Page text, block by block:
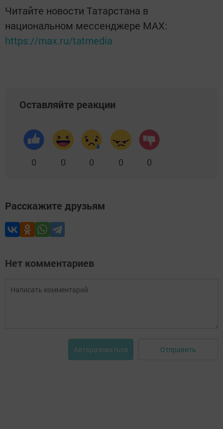
Читайте новости Татарстана в
национальном мессенджере MАХ:
https://max.ru/tatmedia
Оставляйте реакции
0 0 0 0 0
Расскажите друзьям
Нет комментариев
Авторизоваться Отправить